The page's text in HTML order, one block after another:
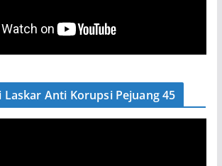
Laskar Anti Korupsi Pejuang 45